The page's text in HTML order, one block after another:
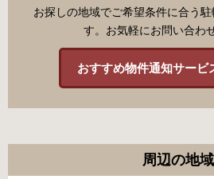
お探しの地域でご希望条件に合う
す。お気軽にお問い合わ
おすすめ物件通知サービ
周辺の地域